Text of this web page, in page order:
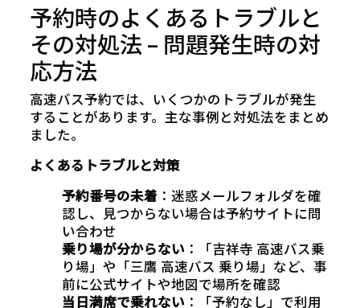
予約時のよくあるトラブルと
その対処法 – 問題発生時の対
応方法
高速バス予約では、いくつかのトラブルが発生
することがあります。主な事例と対処法をまとめ
ました。
よくあるトラブルと対策
予約番号の未着 ：迷惑メールフォルダを確
認し、見つからない場合は予約サイトに問
い合わせ
乗り場が分からない ：「吉祥寺 高速バス乗
り場」や「三鷹 高速バス 乗り場」など、事
前に公式サイトや地図で場所を確認
当日満席で乗れない ：「予約なし」で利用